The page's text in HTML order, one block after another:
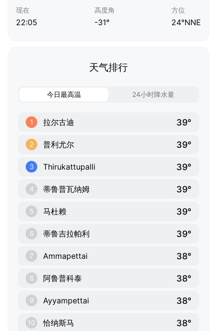
现在
22:05
高度角
-31°
方位
24°NNE
天气排行
今日最高温 24小时降水量
1 拉尔古迪 39°
2 普利尤尔 39°
3 Thirukattupalli 39°
4 蒂鲁普瓦纳姆 39°
5 马杜赖 39°
6 蒂鲁吉拉帕利 39°
7 Ammapettai 38°
8 阿鲁普科泰 38°
9 Ayyampettai 38°
10 恰纳斯马 38°